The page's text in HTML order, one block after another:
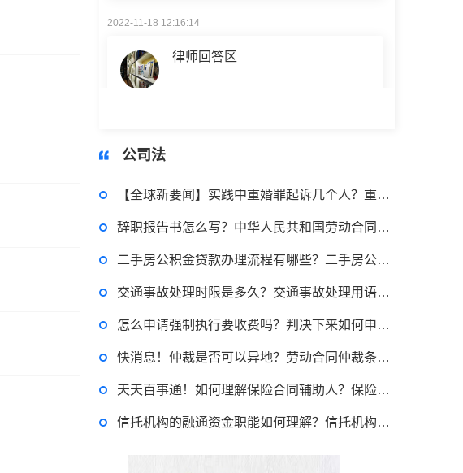
律师回答区
民事权利包括哪些
高楼住宅玻璃炸裂应该找谁处理
退休职工涨工资最新消息 退休人员涨工资注意事项有哪些？
公司法
【全球新要闻】实践中重婚罪起诉几个人？重婚罪起诉的法律依据是什么？
辞职报告书怎么写？中华人民共和国劳动合同法第三十六条是什么？-今日聚焦
二手房公积金贷款办理流程有哪些？二手房公积金贷款提交什么资料？
交通事故处理时限是多久？交通事故处理用语的含义有哪些？
怎么申请强制执行要收费吗？判决下来如何申请执行？
快消息！仲裁是否可以异地？劳动合同仲裁条件是什么？
天天百事通！如何理解保险合同辅助人？保险代理的表现有哪些？
信托机构的融通资金职能如何理解？信托机构的经营业务有哪些？